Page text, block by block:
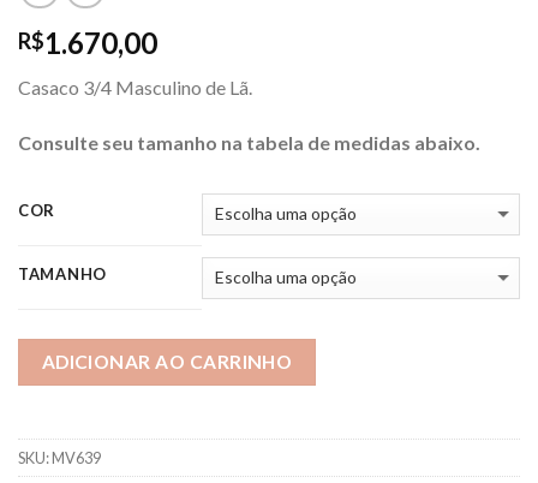
R$1.670,00
Casaco 3/4 Masculino de Lã.
Consulte seu tamanho na tabela de medidas abaixo.
COR
TAMANHO
ADICIONAR AO CARRINHO
SKU:MV639